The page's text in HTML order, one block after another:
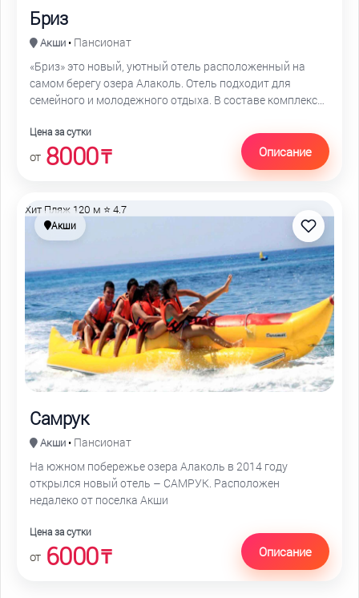
Бриз
Акши • Пансионат
«Бриз» это новый, уютный отель расположенный на
самом берегу озера Алаколь. Отель подходит для
семейного и молодежного отдыха. В составе комплекса
экобассейн и мини-маркет
Цена за сутки
от 8000₸ Описание
Хит Пляж 120 м ⭐ 4.7
Акши
Самрук
Акши • Пансионат
На южном побережье озера Алаколь в 2014 году
открылся новый отель – САМРУК. Расположен
недалеко от поселка Акши
Цена за сутки
от 6000₸ Описание